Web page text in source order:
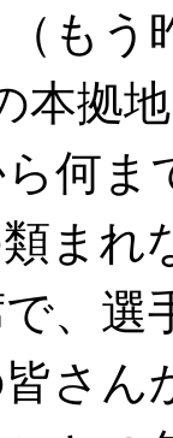
もう
本拠
何
まれ
、選
さ